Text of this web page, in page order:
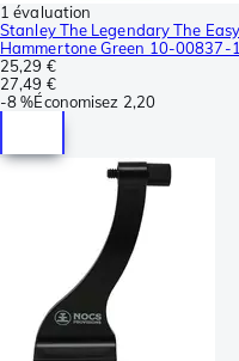
1 évaluation
Stanley The Legendary The
Hammertone Green 10-00837-
25,29 €
27,49 €
-8 %Économisez 2,20